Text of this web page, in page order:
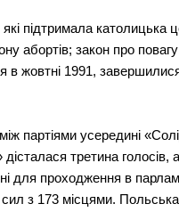
підтримала католицька
абортів; закон про
в жовтні 1991,
партіями усередині
третина
для проходження в
з 173 місцями.